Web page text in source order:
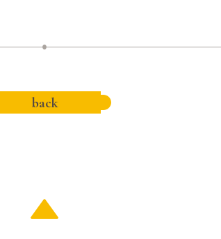
back